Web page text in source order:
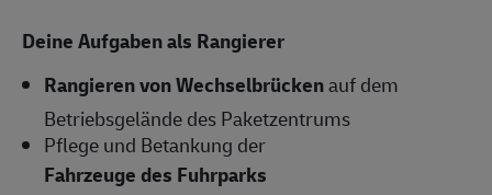
Deine Aufgaben als Rangierer
Rangieren von Wechselbrückenauf dem
Betriebsgelände des Paketzentrums
Pflege und Betankung der
Fahrzeuge des Fuhrparks